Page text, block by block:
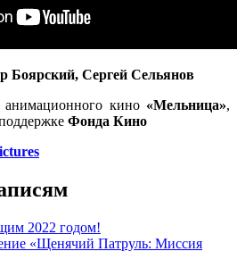
Боярский, Сергей Сельянов
кино «Мельница»,
Фонда Кино
2022 годом!
«Щенячий Патруль: Миссия